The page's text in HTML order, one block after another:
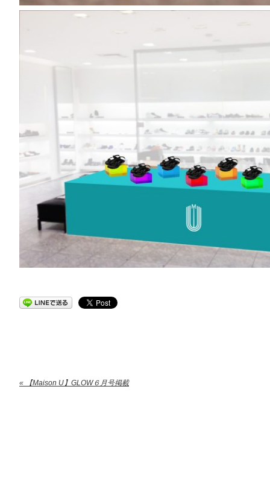
« 【Maison U】GLOW６月号掲載